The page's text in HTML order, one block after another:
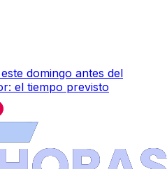
domingo antes del
el tiempo previsto